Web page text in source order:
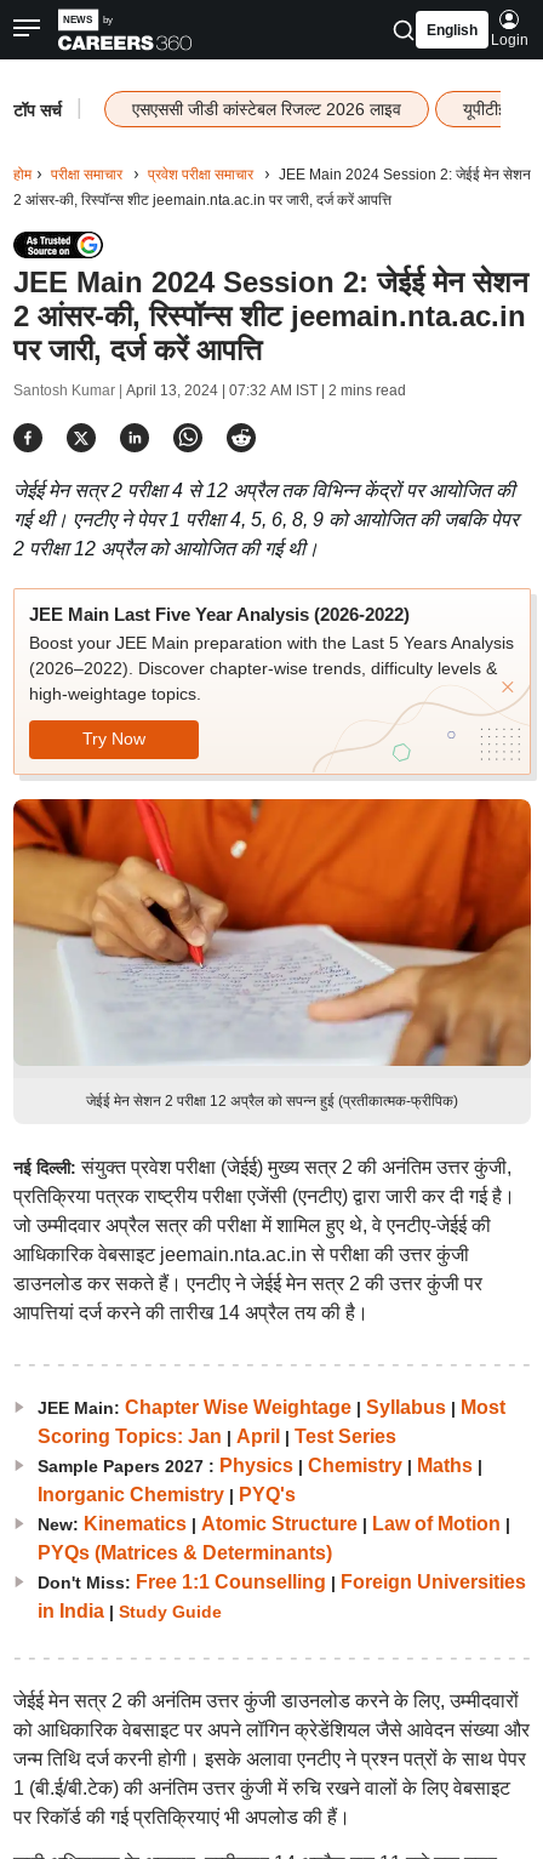
English
Login
टॉप सर्च एसएससी जीडी कांस्टेबल रिजल्ट 2026 लाइव यूपीटीईटी
होम परीक्षा समाचार प्रवेश परीक्षा समाचार
JEE Main 2024 Session 2: जेईई मेन सेशन
2 आंसर-की, रिस्पॉन्स शीट jeemain.nta.ac.in पर जारी, दर्ज करें आपत्ति
JEE Main 2024 Session 2: जेईई मेन सेशन
2 आंसर-की, रिस्पॉन्स शीट jeemain.nta.ac.in
पर जारी, दर्ज करें आपत्ति
Santosh Kumar | April 13, 2024 | 07:32 AM IST| 2 mins read
जेईई मेन सत्र 2 परीक्षा 4 से 12 अप्रैल तक विभिन्न केंद्रों पर आयोजित की
गई थी। एनटीए ने पेपर 1 परीक्षा 4, 5, 6, 8, 9 को आयोजित की जबकि पेपर
2 परीक्षा 12 अप्रैल को आयोजित की गई थी।
JEE Main Last Five Year Analysis (2026-2022)
Boost your JEE Main preparation with the Last 5 Years Analysis
(2026–2022). Discover chapter-wise trends, difficulty levels &
high-weightage topics.
Try Now
जेईई मेन सेशन 2 परीक्षा 12 अप्रैल को सपन्न हुई (प्रतीकात्मक-फ्रीपिक)
नई दिल्ली: संयुक्त प्रवेश परीक्षा (जेईई) मुख्य सत्र 2 की अनंतिम उत्तर कुंजी,
प्रतिक्रिया पत्रक राष्ट्रीय परीक्षा एजेंसी (एनटीए) द्वारा जारी कर दी गई है।
जो उम्मीदवार अप्रैल सत्र की परीक्षा में शामिल हुए थे, वे एनटीए-जेईई की
आधिकारिक वेबसाइट jeemain.nta.ac.in से परीक्षा की उत्तर कुंजी
डाउनलोड कर सकते हैं। एनटीए ने जेईई मेन सत्र 2 की उत्तर कुंजी पर
आपत्तियां दर्ज करने की तारीख 14 अप्रैल तय की है।
JEE Main: Chapter Wise Weightage| Syllabus| Most
Scoring Topics: Jan | April | Test Series
Sample Papers 2027 : Physics| Chemistry| Maths|
Inorganic Chemistry| PYQ's
New: Kinematics| Atomic Structure| Law of Motion |
PYQs (Matrices & Determinants)
Don't Miss: Free 1:1 Counselling | Foreign Universities
in India| Study Guide
जेईई मेन सत्र 2 की अनंतिम उत्तर कुंजी डाउनलोड करने के लिए, उम्मीदवारों
को आधिकारिक वेबसाइट पर अपने लॉगिन क्रेडेंशियल जैसे आवेदन संख्या और
जन्म तिथि दर्ज करनी होगी। इसके अलावा एनटीए ने प्रश्न पत्रों के साथ पेपर
1 (बी.ई/बी.टेक) की अनंतिम उत्तर कुंजी में रुचि रखने वालों के लिए वेबसाइट
पर रिकॉर्ड की गई प्रतिक्रियाएं भी अपलोड की हैं।